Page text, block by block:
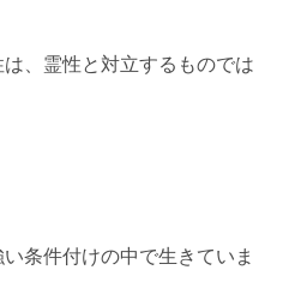
、霊性と対立するものでは
条件付けの中で生きていま